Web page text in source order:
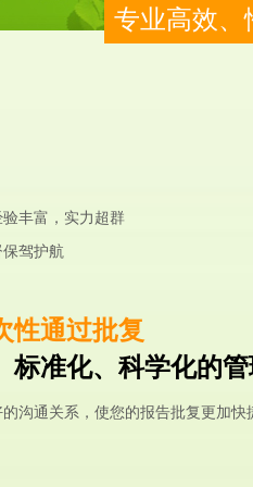
专业高效、
丰富，实力超群
驾护航
性通过批复
标准化、科学化的
沟通关系，使您的报告批复更加快